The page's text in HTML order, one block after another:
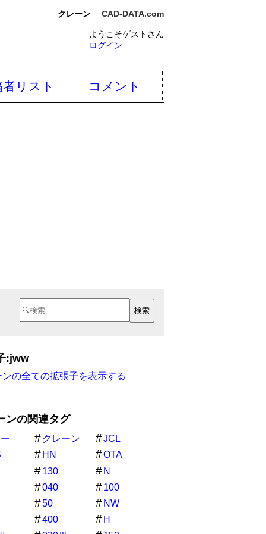
クレーン CAD-DATA.com
ようこそゲストさん
ログイン
リスト コメント
:jww
ンの全ての拡張子を表示する
ンの関連タグ
クレーン
JCL
HN
OTA
130
N
040
100
50
NW
400
H